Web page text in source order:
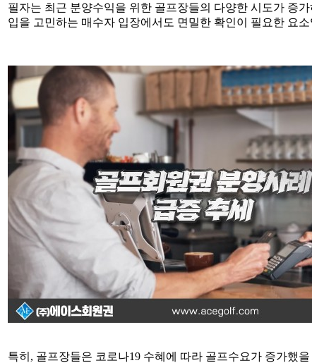
필자는 최근 분양수익을 위한 골프장들의 다양한 시도가 증
입을 고민하는 매수자 입장에서도 면밀한 확인이 필요한 요
특히, 골프장들은 코로나19 수혜에 따라 골프수요가 증가했